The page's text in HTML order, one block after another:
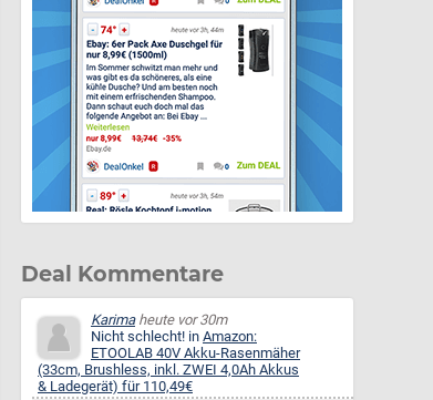
Deal Kommentare
Karimaheute vor 30m
Nicht schlecht! in Amazon:
ETOOLAB 40V Akku-Rasenmäher
(33cm, Brushless, inkl. ZWEI 4,0Ah Akkus
& Ladegerät) für 110,49€